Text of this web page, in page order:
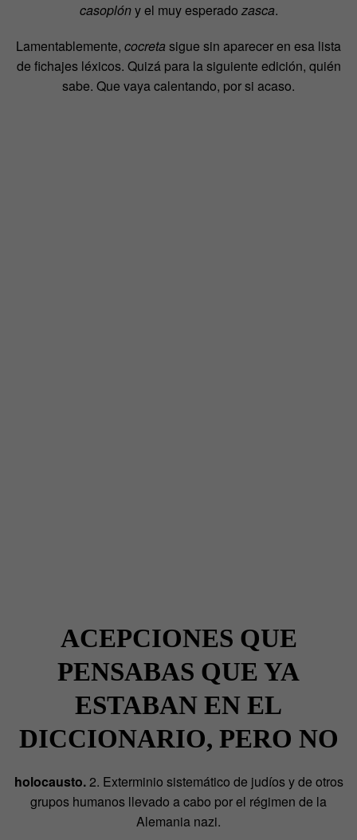
casoplóny el muy esperado zasca.
Lamentablemente, cocreta sigue sin aparecer en esa lista
de fichajes léxicos. Quizá para la siguiente edición, quién
sabe. Que vaya calentando, por si acaso.
ACEPCIONES QUE
PENSABAS QUE YA
ESTABAN EN EL
DICCIONARIO, PERO NO
holocausto.2. Exterminio sistemático de judíos y de otros
grupos humanos llevado a cabo por el régimen de la
Alemania nazi.